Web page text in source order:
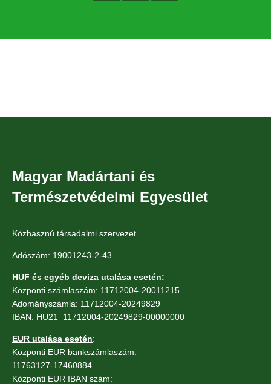
Magyar Madártani és
Természetvédelmi Egyesület
Közhasznú társadalmi szervezet
Adószám: 19001243-2-43
HUF és egyéb deviza utalása esetén:
Központi számlaszám: 11712004-20011215
Adományszámla: 11712004-20249829
IBAN: HU21 11712004-20249829-00000000
EUR utalása esetén:
Központi EUR bankszámlaszám:
11763127-17460884
Központi EUR IBAN szám: